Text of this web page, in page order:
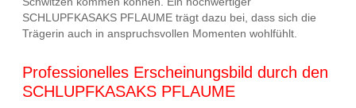
SCHLUPFKASAKS PFLAUME trägt dazu bei, dass sich die
Trägerin auch in anspruchsvollen Momenten wohlfühlt.
Professionelles Erscheinungsbild durch den
SCHLUPFKASAKS PFLAUME